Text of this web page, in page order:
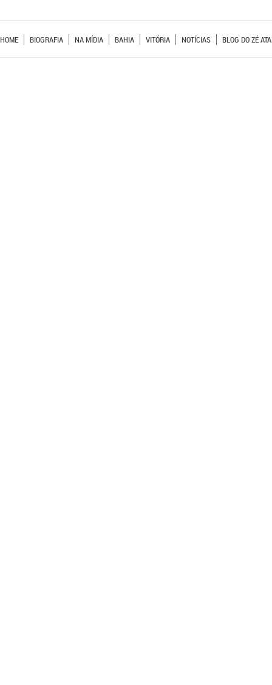
HOME BIOGRAFIA NA MÍDIA BAHIA VITÓRIA NOTÍCIAS BLOG DO ZÉ